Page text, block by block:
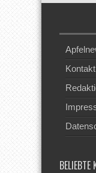
Kontakt
BELIEBTE